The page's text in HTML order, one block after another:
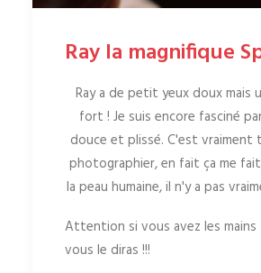
Ray la magnifique
Ray a de petit yeux doux mais
fort ! Je suis encore fasciné
douce et plissé. C'est vraiment
photographier, en fait ça me
la peau humaine, il n'y a pas
Attention si vous avez les mains
vous le diras !!!